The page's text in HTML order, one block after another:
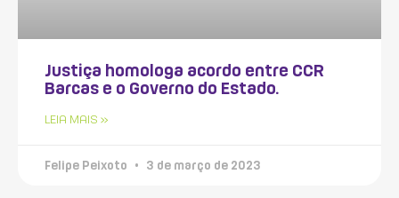
Justiça homologa acordo entre CCR
Barcas e o Governo do Estado.
LEIA MAIS »
Felipe Peixoto 3 de março de 2023